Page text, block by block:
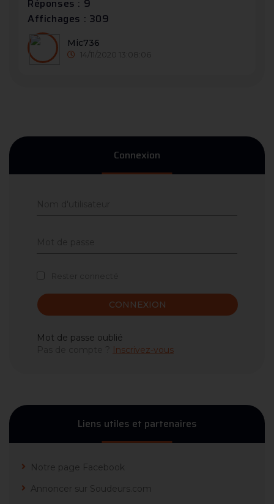
Réponses : 9
Affichages : 309
Mic736
14/11/2020 13:08:06
Connexion
CONNEXION
Mot de passe oublié
Inscrivez-vous
Liens utiles et partenaires
Notre page Facebook
Annoncer sur Soudeurs.com